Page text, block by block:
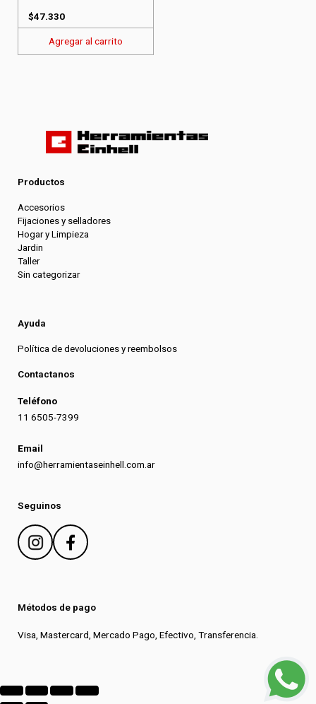
$47.330
Agregar al carrito
Productos
Accesorios
Fijaciones y selladores
Hogar y Limpieza
Jardin
Taller
Sin categorizar
Ayuda
Política de devoluciones y reembolsos
Contactanos
Teléfono
11 6505-7399
Email
info@herramientaseinhell.com.ar
Seguinos
Métodos de pago
Visa, Mastercard, Mercado Pago, Efectivo, Transferencia.